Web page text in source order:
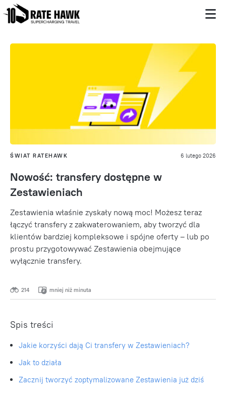
ŚWIAT RATEHAWK 6 lutego 2026
Nowość: transfery dostępne w
Zestawieniach
Zestawienia właśnie zyskały nową moc! Możesz teraz
łączyć transfery z zakwaterowaniem, aby tworzyć dla
klientów bardziej kompleksowe i spójne oferty – lub po
prostu przygotowywać Zestawienia obejmujące
wyłącznie transfery.
214 mniej niż minuta
Spis treści
Jakie korzyści dają Ci transfery w Zestawieniach?
Jak to działa
Zacznij tworzyć zoptymalizowane Zestawienia już dziś